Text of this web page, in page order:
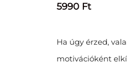
5990 Ft
Ha úgy érzed,
motivációként